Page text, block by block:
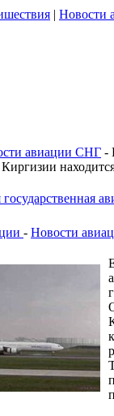
| Новости
авиации СНГ -
- Новости